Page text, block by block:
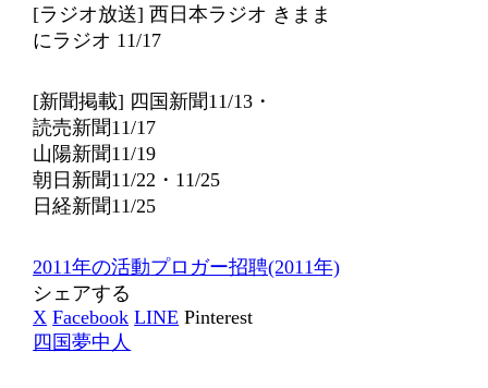
[ラジオ放送] 西日本ラジオ きまま
にラジオ 11/17
[新聞掲載] 四国新聞11/13・
読売新聞11/17
山陽新聞11/19
朝日新聞11/22・11/25
日経新聞11/25
2011年の活動プロガー招聘(2011年)
シェアする
X Facebook LINE Pinterest
四国夢中人